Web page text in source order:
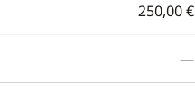
250,00 €
—